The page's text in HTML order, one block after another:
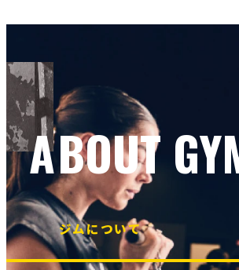
ABOUT
ジムについて